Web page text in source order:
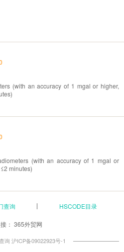
(with an accuracy of 1 mgal or higher,
(with an accuracy of 1 mgal or
minutes)
查询 HSCODE目录
： 365外贸网
询 沪ICP备09022923号-1